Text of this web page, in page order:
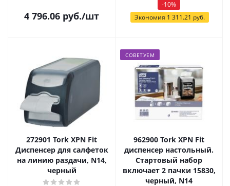
4 796.06 руб./шт
-10%
Экономия 1 311.21 руб.
272901 Tork XPN Fit
Диспенсер для салфеток
на линию раздачи, N14,
черный
СОВЕТУЕМ
962900 Tork XPN Fit
диспенсер настольный.
Стартовый набор
включает 2 пачки 15830,
черный, N14